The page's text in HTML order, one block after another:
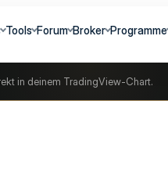
Tools Forum Broker Programme
in deinem TradingView-Chart.